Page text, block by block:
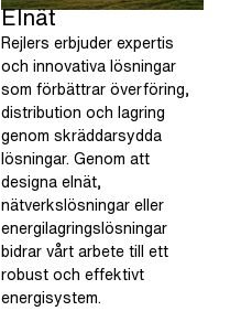
Elnät
Rejlers erbjuder expertis
och innovativa lösningar
som förbättrar överföring,
distribution och lagring
genom skräddarsydda
lösningar. Genom att
designa elnät,
nätverkslösningar eller
energilagringslösningar
bidrar vårt arbete till ett
robust och effektivt
energisystem.